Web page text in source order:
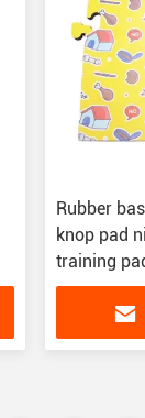
Rubber
knop pad
training